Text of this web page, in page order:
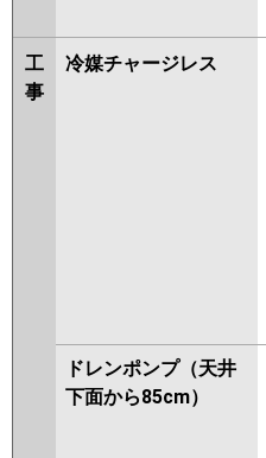
工
事
冷媒チャージレス
ドレンポンプ（天井
下面から85cm）